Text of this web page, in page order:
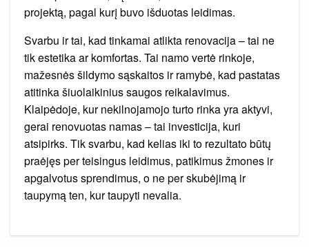
projektą, pagal kurį buvo išduotas leidimas.
Svarbu ir tai, kad tinkamai atlikta renovacija – tai ne
tik estetika ar komfortas. Tai namo vertė rinkoje,
mažesnės šildymo sąskaitos ir ramybė, kad pastatas
atitinka šiuolaikinius saugos reikalavimus.
Klaipėdoje, kur nekilnojamojo turto rinka yra aktyvi,
gerai renovuotas namas – tai investicija, kuri
atsipirks. Tik svarbu, kad kelias iki to rezultato būtų
praėjęs per teisingus leidimus, patikimus žmones ir
apgalvotus sprendimus, o ne per skubėjimą ir
taupymą ten, kur taupyti nevalia.